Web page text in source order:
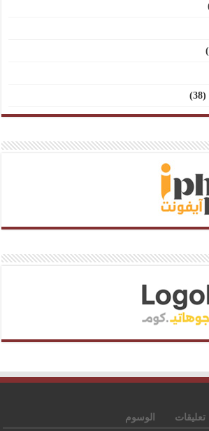
(38)
تعليقات الوسوم